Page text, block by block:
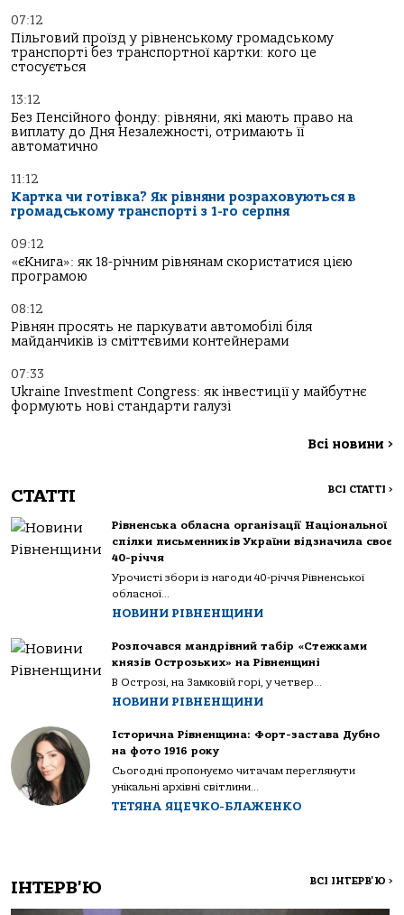
07:12
Пільговий проїзд у рівненському громадському
транспорті без транспортної картки: кого це
стосується
13:12
Без Пенсійного фонду: рівняни, які мають право на
виплату до Дня Незалежності, отримають її
автоматично
11:12
Картка чи готівка? Як рівняни розраховуються в
громадському транспорті з 1-го серпня
09:12
«єКнига»: як 18-річним рівнянам скористатися цією
програмою
08:12
Рівнян просять не паркувати автомобілі біля
майданчиків із сміттєвими контейнерами
07:33
Ukraine Investment Congress: як інвестиції у майбутнє
формують нові стандарти галузі
Всі новини >
СТАТТІ ВСІ СТАТТІ >
Рівненська обласна організації Національної
спілки письменників України відзначила своє
40-річчя
Урочисті збори із нагоди 40-річчя Рівненської
обласної...
НОВИНИ РІВНЕНЩИНИ
Розпочався мандрівний табір «Стежками
князів Острозьких» на Рівненщині
В Острозі, на Замковій горі, у четвер...
НОВИНИ РІВНЕНЩИНИ
Історична Рівненщина: Форт-застава Дубно
на фото 1916 року
Сьогодні пропонуємо читачам переглянути
унікальні архівні світлини...
ТЕТЯНА ЯЦЕЧКО-БЛАЖЕНКО
ІНТЕРВ'Ю ВСІ ІНТЕРВ'Ю >